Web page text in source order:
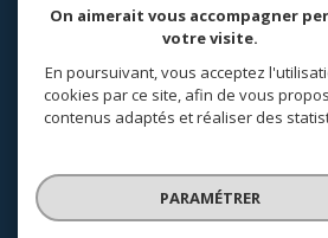
Cookies
© 2026 | Tous droits réservés
On aimerait vous accompagner
votre visite.
En poursuivant, vous acceptez
cookies par ce site, afin de vous
contenus adaptés et réaliser des
PARAMÉTRER